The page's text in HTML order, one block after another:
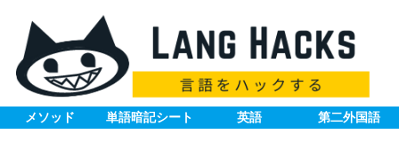
メソッド 単語暗記シート 英語 第二外国語